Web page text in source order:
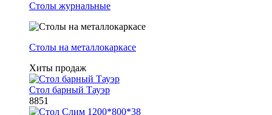
Столы журнальные
Столы на металлокаркасе
Хиты продаж
Стол барный Тауэр
8851